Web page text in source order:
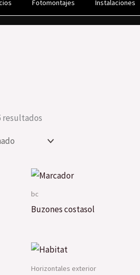
Fotomontajes Instalaciones
resultados
bc
Buzones costasol
Horizontales exterior